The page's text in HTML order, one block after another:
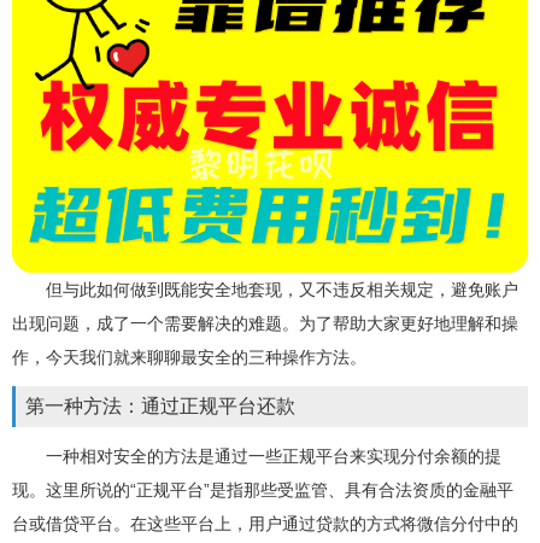
但与此如何做到既能安全地套现，又不违反相关规定，避免账户
出现问题，成了一个需要解决的难题。为了帮助大家更好地理解和操
作，今天我们就来聊聊最安全的三种操作方法。
第一种方法：通过正规平台还款
一种相对安全的方法是通过一些正规平台来实现分付余额的提
现。这里所说的“正规平台”是指那些受监管、具有合法资质的金融平
台或借贷平台。在这些平台上，用户通过贷款的方式将微信分付中的